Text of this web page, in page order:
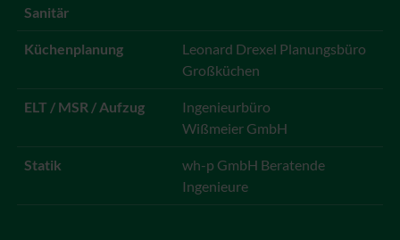
Sanitär
Küchenplanung
Leonard Drexel Planungsbüro
Großküchen
ELT / MSR / Aufzug
Ingenieurbüro
Wißmeier GmbH
Statik
wh-p GmbH Beratende
Ingenieure